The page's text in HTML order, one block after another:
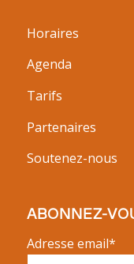
Horaires
Agenda
Tarifs
Partenaires
Soutenez-nous
ABONNEZ-
Adresse email*